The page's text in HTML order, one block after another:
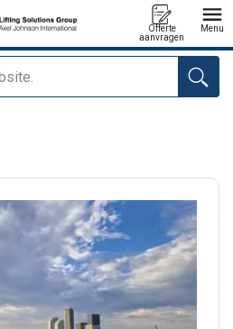
Offerte
aanvragen
Menu